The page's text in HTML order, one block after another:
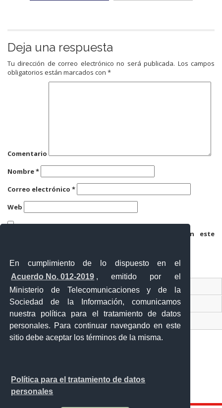
En cumplimiento de lo dispuesto en el
Acuerdo No. 012-2019 , emitido por el
Ministerio de Telecomunicaciones y de la
Sociedad de la Información, comunicamos
nuestra política para el tratamiento de datos
personales. Para continuar navegando en este
sitio debe aceptar los términos de la misma.
Política para el tratamiento de datos
personales
Deja una respuesta
Tu dirección de correo electrónico no será publicada. Los campos
obligatorios están marcados con *
Comentario
Nombre*
Correo electrónico *
Web
Guarda mi nombre, correo electrónico y web en este
Contacto Ciudadano
Ventanilla Única de Comercio Exterior
Sistema Nacional de Información (SNI)
Calle 12 de febrero y Vicente Rocafuerte
Orellana - Ecuador